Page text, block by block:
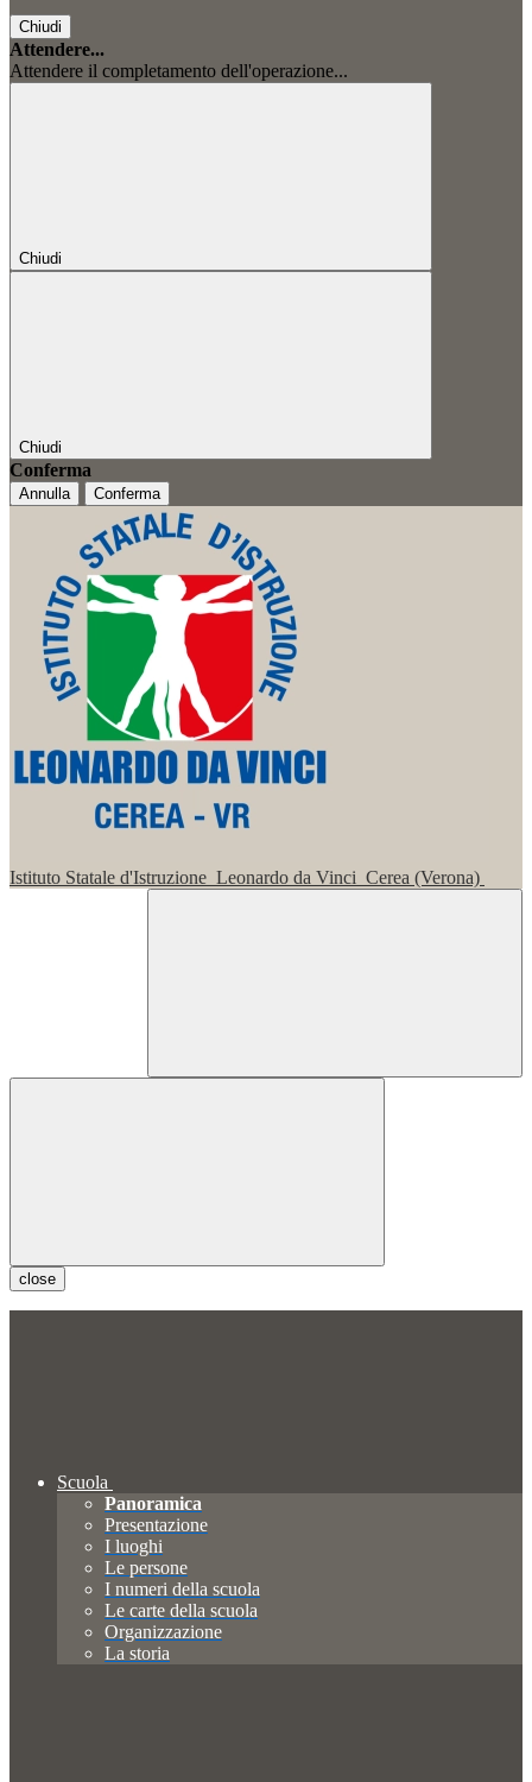
Chiudi
Attendere...
Attendere il completamento dell'operazione...
Chiudi
Chiudi
Conferma
Annulla Conferma
Istituto Statale d'Istruzione Leonardo da Vinci Cerea (Verona)
close
Scuola
Panoramica
Presentazione
I luoghi
Le persone
I numeri della scuola
Le carte della scuola
Organizzazione
La storia